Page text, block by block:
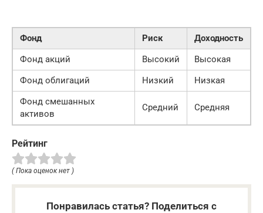
Фонд Риск
Доходность
Фонд акций
Высокий
Высокая
Фонд облигаций
Низкий
Низкая
Фонд смешанных
активов
Средний Средняя
Рейтинг
( Пока оценок нет )
Понравилась статья? Поделиться с